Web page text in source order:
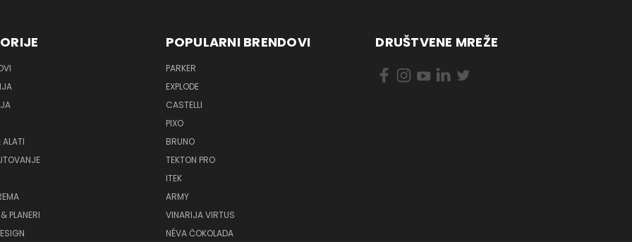
PLANERI
POPULARNI BRENDOVI
PARKER
EXPLODE
CASTELLI
PIXO
BRUNO
TEKTON PRO
ITEK
ARMY
VINARIJA VIRTUS
NÉVA ČOKOLADA
DRUŠTVENE MREŽE